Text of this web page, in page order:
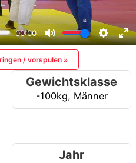
/ vorspulen »
Gewichtsklasse
-100kg, Männer
Jahr